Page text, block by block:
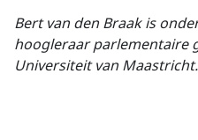
Bert van den Braak is
hoogleraar parlementaire
Universiteit van Maastricht.